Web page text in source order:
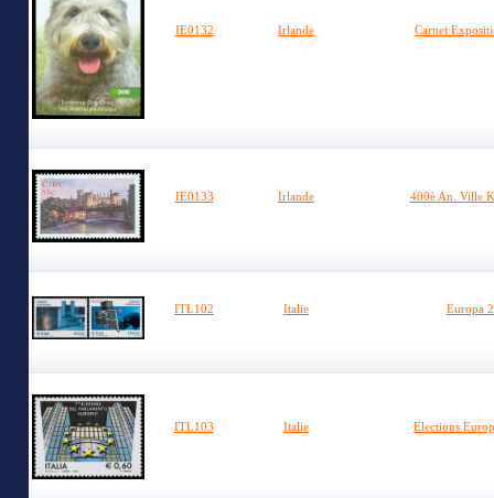
IE0132 Irlande Carnet
IE0133 Irlande 400è An. Ville
ITL102 Italie Europa
ITL103 Italie Elections